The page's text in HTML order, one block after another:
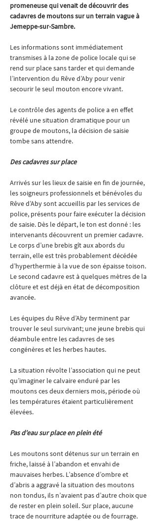
promeneuse qui venait de découvrir des
cadavres de moutons sur un terrain vague à
Jemeppe-sur-Sambre.
Les informations sont immédiatement
transmises à la zone de police locale qui se
rend sur place sans tarder et qui demande
l’intervention du Rêve d’Aby pour venir
secourir le seul mouton encore vivant.
Le contrôle des agents de police a en effet
révélé une situation dramatique pour un
groupe de moutons, la décision de saisie
tombe sans attendre.
Des cadavres sur place
Arrivés sur les lieux de saisie en fin de journée,
les soigneurs professionnels et bénévoles du
Rêve d’Aby sont accueillis par les services de
police, présents pour faire exécuter la décision
de saisie. Dès le départ, le ton est donné : les
intervenants découvrent un premier cadavre.
Le corps d’une brebis gît aux abords du
terrain, elle est très probablement décédée
d’hyperthermie à la vue de son épaisse toison.
Le second cadavre est à quelques mètres de la
clôture et est déjà en état de décomposition
avancée.
Les équipes du Rêve d’Aby terminent par
trouver le seul survivant; une jeune brebis qui
déambule entre les cadavres de ses
congénères et les herbes hautes.
La situation révolte l’association qui ne peut
qu’imaginer le calvaire enduré par les
moutons ces deux derniers mois, période où
les températures étaient particulièrement
élevées.
Pas d’eau sur place en plein été
Les moutons sont détenus sur un terrain en
friche, laissé à l’abandon et envahi de
mauvaises herbes. L’absence d’ombre et
d’abris a aggravé la situation des moutons
non tondus, ils n’avaient pas d’autre choix que
de rester en plein soleil. Sur place, aucune
trace de nourriture adaptée ou de fourrage.